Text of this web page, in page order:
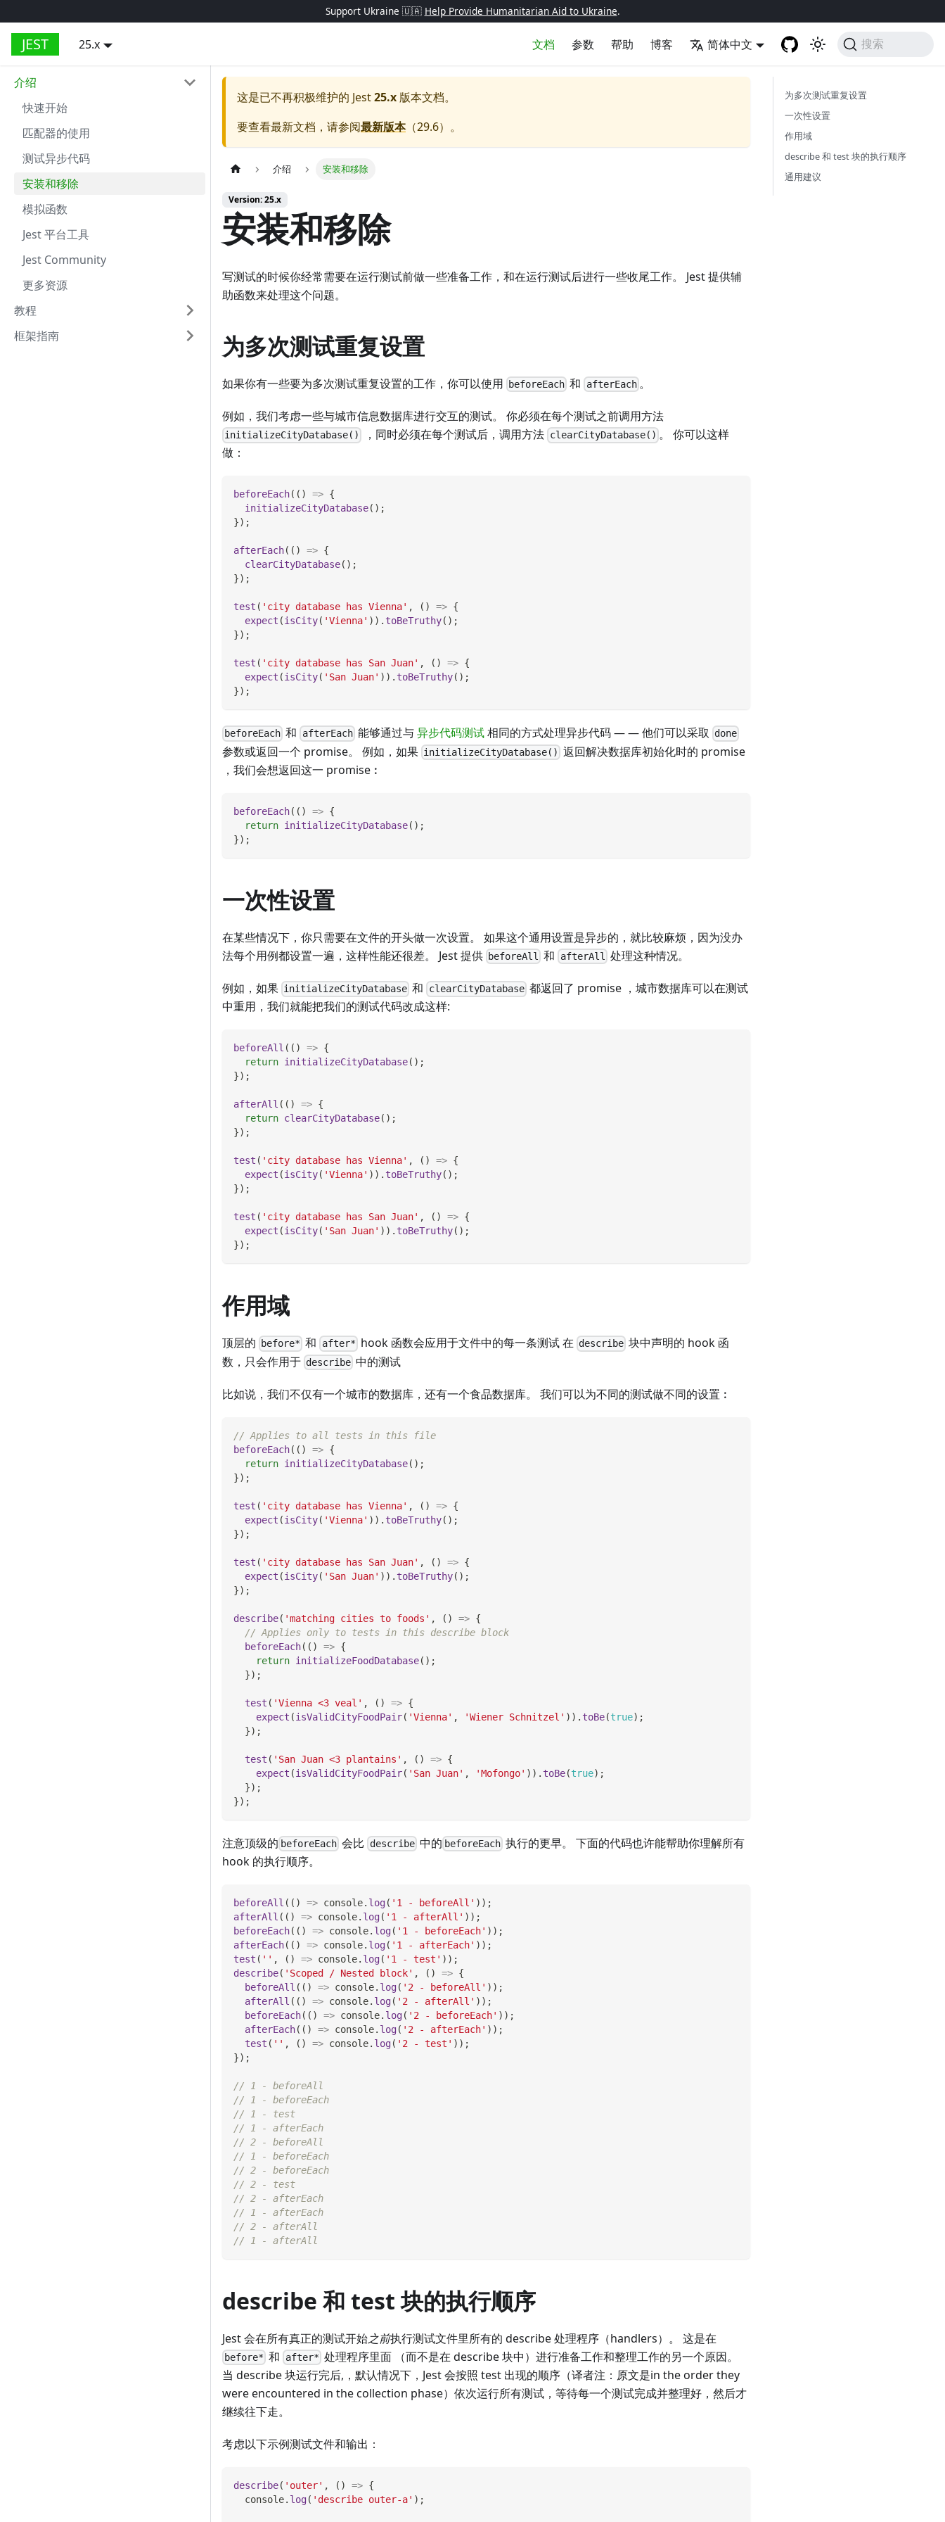
Support Ukraine 🇺🇦 Help Provide Humanitarian Aid to Ukraine.
JEST 25.x 文档 参数 帮助 博客 简体中文 搜索
介绍
快速开始
匹配器的使用
测试异步代码
安装和移除
模拟函数
Jest 平台工具
Jest Community
更多资源
教程
框架指南
这是已不再积极维护的 Jest25.x 版本文档。
要查看最新文档，请参阅最新版本（29.6）。
介绍 安装和移除
Version: 25.x
安装和移除
写测试的时候你经常需要在运行测试前做一些准备工作，和在运行测试后进行一些收尾工作。 Jest 提供辅
助函数来处理这个问题。
为多次测试重复设置
如果你有一些要为多次测试重复设置的工作，你可以使用 beforeEach 和 afterEach。
例如，我们考虑一些与城市信息数据库进行交互的测试。 你必须在每个测试之前调用方法
initializeCityDatabase() ，同时必须在每个测试后，调用方法 clearCityDatabase() 。 你可以这样
做：
beforeEach( ( ) => {
initializeCityDatabase( ) ;
}) ;
afterEach( ( ) => {
clearCityDatabase( ) ;
}) ;
test ( 'city database has Vienna' , ( ) => {
expect (isCity( 'Vienna' ) ) . toBeTruthy( ) ;
}) ;
test ( 'city database has San Juan' , ( ) => {
expect (isCity( 'San Juan' ) ) . toBeTruthy( ) ;
}) ;
beforeEach 和 afterEach能够通过与异步代码测试相同的方式处理异步代码 — — 他们可以采取 done
参数或返回一个 promise。 例如，如果 initializeCityDatabase() 返回解决数据库初始化时的 promise
，我们会想返回这一 promise︰
beforeEach( ( ) => {
return initializeCityDatabase( ) ;
}) ;
一次性设置
在某些情况下，你只需要在文件的开头做一次设置。 如果这个通用设置是异步的，就比较麻烦，因为没办
法每个用例都设置一遍，这样性能还很差。 Jest 提供 beforeAll 和 afterAll 处理这种情况。
例如，如果 initializeCityDatabase 和 clearCityDatabase都返回了 promise ，城市数据库可以在测试
中重用，我们就能把我们的测试代码改成这样:
beforeAll ( ( ) => {
return initializeCityDatabase( ) ;
}) ;
afterAll ( ( ) => {
return clearCityDatabase( ) ;
}) ;
test ( 'city database has Vienna' , ( ) => {
expect (isCity( 'Vienna' ) ) . toBeTruthy( ) ;
}) ;
test ( 'city database has San Juan' , ( ) => {
expect (isCity( 'San Juan' ) ) . toBeTruthy( ) ;
}) ;
作用域
顶层的 before* 和 after* hook 函数会应用于文件中的每一条测试 在 describe 块中声明的 hook 函
数，只会作用于 describe 中的测试
比如说，我们不仅有一个城市的数据库，还有一个食品数据库。 我们可以为不同的测试做不同的设置︰
// Applies to all tests in this file
beforeEach( ( ) => {
return initializeCityDatabase( ) ;
}) ;
test ( 'city database has Vienna' , ( ) => {
expect (isCity( 'Vienna' ) ) . toBeTruthy( ) ;
}) ;
test ( 'city database has San Juan' , ( ) => {
expect (isCity( 'San Juan' ) ) . toBeTruthy( ) ;
}) ;
describe( 'matching cities to foods' , ( ) => {
// Applies only to tests in this describe block
beforeEach( ( ) => {
return initializeFoodDatabase( ) ;
}) ;
test ( 'Vienna <3 veal' , ( ) => {
expect (isValidCityFoodPair( 'Vienna' , 'Wiener Schnitzel' ) ) . toBe(true) ;
}) ;
test ( 'San Juan <3 plantains' , ( ) => {
expect (isValidCityFoodPair( 'San Juan' , 'Mofongo' ) ) . toBe(true) ;
}) ;
}) ;
注意顶级的 beforeEach 会比 describe中的 beforeEach 执行的更早。 下面的代码也许能帮助你理解所有
hook 的执行顺序。
beforeAll ( ( ) => console. log( '1 - beforeAll' ) ) ;
afterAll ( ( ) => console. log( '1 - afterAll' ) ) ;
beforeEach( ( ) => console. log( '1 - beforeEach' ) ) ;
afterEach( ( ) => console. log( '1 - afterEach' ) ) ;
test ( '' , ( ) => console. log( '1 - test' ) ) ;
describe( 'Scoped / Nested block' , ( ) => {
beforeAll ( ( ) => console. log( '2 - beforeAll' ) ) ;
afterAll ( ( ) => console. log( '2 - afterAll' ) ) ;
beforeEach( ( ) => console. log( '2 - beforeEach' ) ) ;
afterEach( ( ) => console. log( '2 - afterEach' ) ) ;
test ( '' , ( ) => console. log( '2 - test' ) ) ;
}) ;
// 1 - beforeAll
// 1 - beforeEach
// 1 - test
// 1 - afterEach
// 2 - beforeAll
// 1 - beforeEach
// 2 - beforeEach
// 2 - test
// 2 - afterEach
// 1 - afterEach
// 2 - afterAll
// 1 - afterAll
describe 和 test 块的执行顺序
Jest 会在所有真正的测试开始之前执行测试文件里所有的 describe 处理程序（handlers）。 这是在
before* 和 after* 处理程序里面 （而不是在 describe 块中）进行准备工作和整理工作的另一个原因。
当 describe 块运行完后,，默认情况下，Jest 会按照 test 出现的顺序（译者注：原文是in the order they
were encountered in the collection phase）依次运行所有测试，等待每一个测试完成并整理好，然后才
继续往下走。
考虑以下示例测试文件和输出：
describe( 'outer' , ( ) => {
console. log( 'describe outer-a' ) ;
为多次测试重复设置
一次性设置
作用域
describe 和 test 块的执行顺序
通用建议